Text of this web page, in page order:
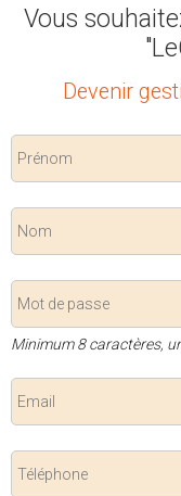
Vous
Devenir
Minimum 8 caractères,